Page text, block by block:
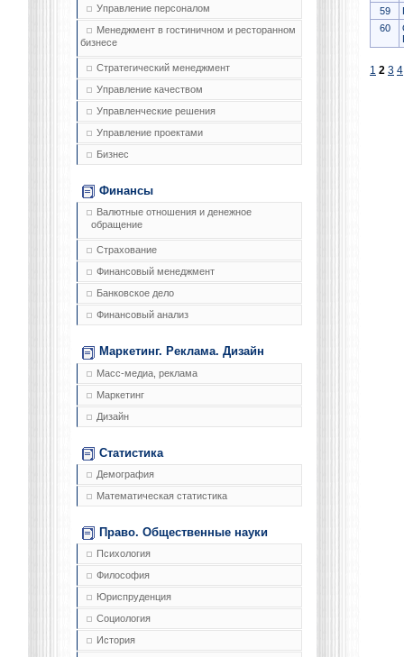
Управление персоналом
Менеджмент в гостиничном и ресторанном
бизнесе
Стратегический менеджмент
Управление качеством
Управленческие решения
Управление проектами
Бизнес
Финансы
Валютные отношения и денежное
обращение
Страхование
Финансовый менеджмент
Банковское дело
Финансовый анализ
Маркетинг. Реклама. Дизайн
Масс-медиа, реклама
Маркетинг
Дизайн
Статистика
Демография
Математическая статистика
Право. Общественные науки
Психология
Философия
Юриспруденция
Социология
История
59
60
1 2 3 4